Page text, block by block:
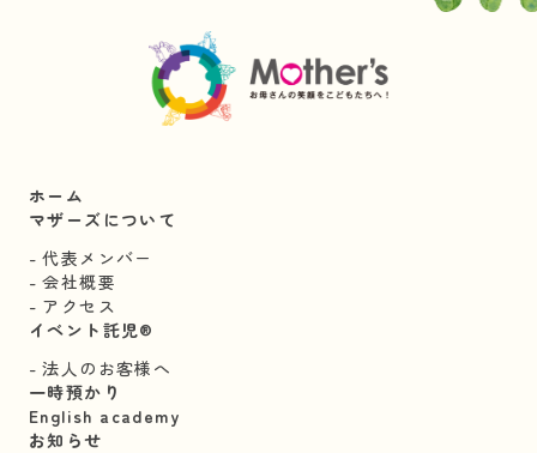
ホーム
マザーズについて
代表メンバー
会社概要
アクセス
イベント託児®︎
法人のお客様へ
一時預かり
English academy
お知らせ